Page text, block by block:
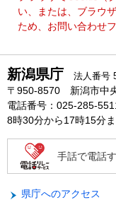
い、または、ブラウ
ため、お問い合わせ
新潟県庁 法人番号
〒950-8570 新潟市中
電話番号：025-285-
8時30分から17時15分
手話で電話
県庁へのアクセス